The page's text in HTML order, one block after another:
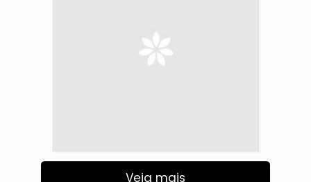
Veja mais